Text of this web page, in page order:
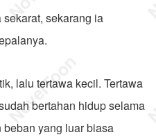
sekarang ia
lalu tertawa kecil. Tertawa
bertahan hidup selama
yang luar biasa